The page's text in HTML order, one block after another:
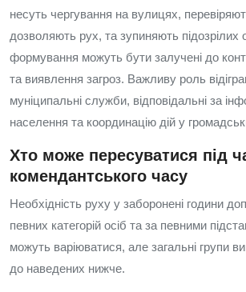
несуть чергування на вулицях,
дозволяють рух, та зупиняють підозрілих
формування можуть бути залучені до
та виявлення загроз. Важливу роль
муніципальні служби, відповідальні за
населення та координацію дій у
Хто може пересуватися під
комендантського часу
Необхідність руху у заборонені години
певних категорій осіб та за певними
можуть варіюватися, але загальні групи
до наведених нижче.